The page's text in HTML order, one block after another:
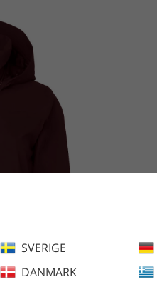
SVERIGE
DANMARK